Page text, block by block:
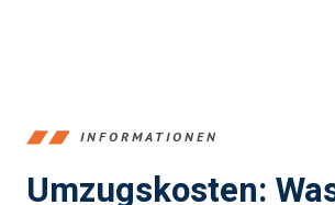
INFORMATIONEN
Umzugskosten: